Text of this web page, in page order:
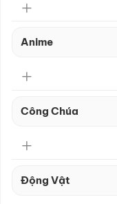
Anime
Công Chúa
Động Vật